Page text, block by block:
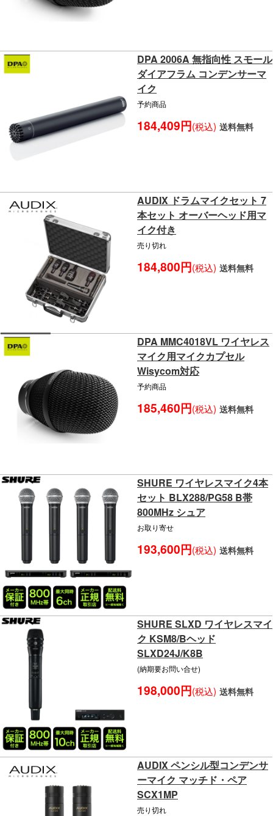
DPA 2006A 無指向性 スモール
ダイアフラム コンデンサーマ
イク
予約商品
184,409円(税込) 送料無料
AUDIX ドラムマイクセット 7
本セット オーバーヘッド用マ
イク付き
売り切れ
184,800円(税込) 送料無料
DPA MMC4018VL ワイヤレス
マイク用マイクカプセル
Wisycom対応
予約商品
185,460円(税込) 送料無料
SHURE ワイヤレスマイク4本
セット BLX288/PG58 B帯
800MHz シュア
お取り寄せ
193,600円(税込) 送料無料
SHURE SLXD ワイヤレスマイ
ク KSM8/Bヘッド
SLXD24J/K8B
(納期要お問い合せ)
198,000円(税込) 送料無料
AUDIX ペンシル型コンデンサ
ーマイク マッチド・ペア
SCX1MP
売り切れ